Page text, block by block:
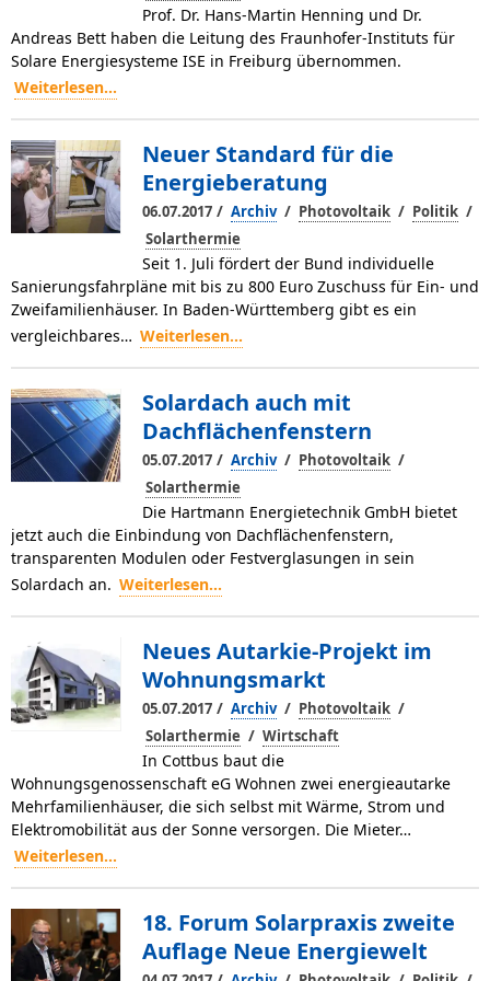
Prof. Dr. Hans-Martin Henning und Dr.
Andreas Bett haben die Leitung des Fraunhofer-Instituts für
Solare Energiesysteme ISE in Freiburg übernommen.
Weiterlesen...
Neuer Standard für die
Energieberatung
06.07.2017 / Archiv / Photovoltaik / Politik /
Solarthermie
Seit 1. Juli fördert der Bund individuelle
Sanierungsfahrpläne mit bis zu 800 Euro Zuschuss für Ein- und
Zweifamilienhäuser. In Baden-Württemberg gibt es ein
vergleichbares… Weiterlesen...
Solardach auch mit
Dachflächenfenstern
05.07.2017 / Archiv / Photovoltaik /
Solarthermie
Die Hartmann Energietechnik GmbH bietet
jetzt auch die Einbindung von Dachflächenfenstern,
transparenten Modulen oder Festverglasungen in sein
Solardach an. Weiterlesen...
Neues Autarkie-Projekt im
Wohnungsmarkt
05.07.2017 / Archiv / Photovoltaik /
Solarthermie / Wirtschaft
In Cottbus baut die
Wohnungsgenossenschaft eG Wohnen zwei energieautarke
Mehrfamilienhäuser, die sich selbst mit Wärme, Strom und
Elektromobilität aus der Sonne versorgen. Die Mieter…
Weiterlesen...
18. Forum Solarpraxis zweite
Auflage Neue Energiewelt